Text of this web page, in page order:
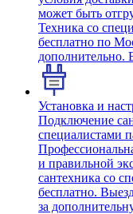
может быть
Техника со
бесплатно по
дополнительно.
Установка и
Подключение
специалистами
и правильной
сантехника со
бесплатно.
за